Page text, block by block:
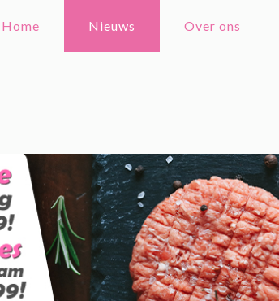
Home Nieuws Over ons